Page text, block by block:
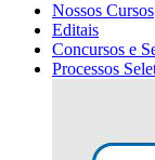
Nossos Cursos
Editais
Concursos e
Processos